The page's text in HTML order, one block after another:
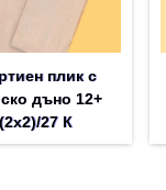
плик с
дъно 12+
(2х2)/27 К